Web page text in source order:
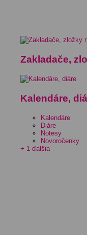
Zakladače,
Kalendáre,
Kalendáre
Diáre
Notesy
Novoročenky
+ 1 ďalšia